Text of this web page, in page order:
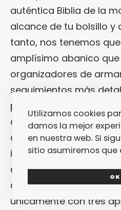
auténtica Biblia de la
alcance de tu bolsillo y
tanto, nos tenemos
amplísimo abanico
organizadores de
seguimientos más
pasarelas del mundo,
que te mantienen
de todo lo que se
inabarcable. EnFPM
que, por lo amplio del
cantidad de
únicamente con tres
Utilizamos cookies
damos la mejor
en nuestra web. Si
sitio asumiremos que
OK